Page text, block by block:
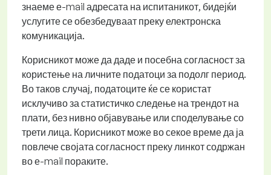
знаеме е-mail адресата на испитаникот, бидејќи
услугите се обезбедуваат преку електронска
комуникација.
Корисникот може да даде и посебна согласност за
користење на личните податоци за подолг период.
Во таков случај, податоците ќе се користат
исклучиво за статистичко следење на трендот на
плати, без нивно објавување или споделување со
трети лица. Корисникот може во секое време да ја
повлече својата согласност преку линкот содржан
во е-mail пораките.